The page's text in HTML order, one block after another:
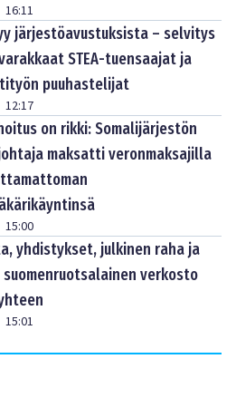
16:11
järjestöavustuksista – selvitys
STEA-tuensaajat ja
puuhastelijat
12:17
on rikki: Somalijärjestön
maksatti veronmaksajilla
15:00
yhdistykset, julkinen raha ja
suomenruotsalainen verkosto
15:01